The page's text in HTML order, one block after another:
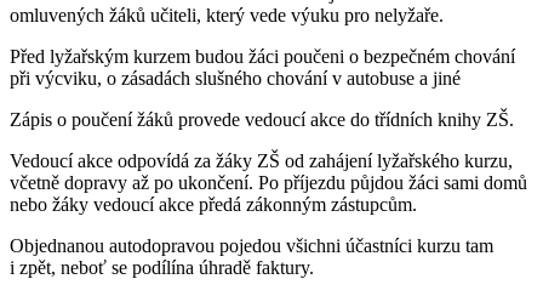
omluvených žáků učiteli, který vede výuku pro nelyžaře.
Před lyžařským kurzem budou žáci poučeni o bezpečném chování
při výcviku, o zásadách slušného chování v autobuse a jiné
Zápis o poučení žáků provede vedoucí akce do třídních knihy ZŠ.
Vedoucí akce odpovídá za žáky ZŠ od zahájení lyžařského kurzu,
včetně dopravy až po ukončení. Po příjezdu půjdou žáci sami domů
nebo žáky vedoucí akce předá zákonným zástupcům.
Objednanou autodopravou pojedou všichni účastníci kurzu tam
i zpět, neboť se podílína úhradě faktury.